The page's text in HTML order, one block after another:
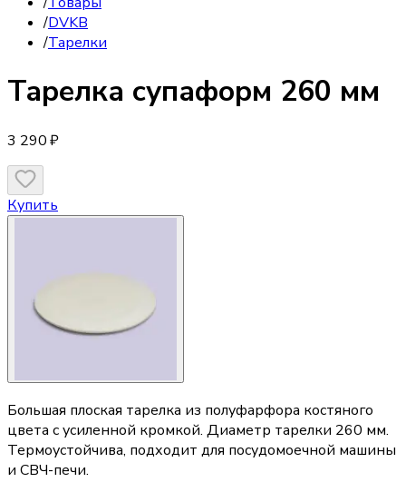
/DVKB
/Тарелки
Тарелка супаформ 260 мм
3 290 ₽
Купить
Большая плоская тарелка из полуфарфора костяного
цвета с усиленной кромкой. Диаметр тарелки 260 мм.
Термоустойчива, подходит для посудомоечной машины
и СВЧ-печи.